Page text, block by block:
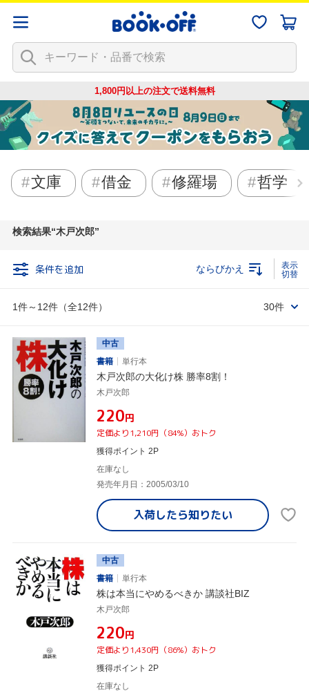
1,800円以上の注文で送料無料
文庫 借金 修羅場 哲学
検索結果 木戸次郎
条件を追加
1件～12件（全12件）
ならびかえ
30件
中古
書籍
単行本
木戸次郎の大化け株 勝率8割！
木戸次郎
¥220円
定価より1,210円（84%）おトク
獲得ポイント 2P
在庫なし
発売年月日：2005/03/10
入荷したら知りたい
中古
書籍
単行本
株は本当にやめるべきか 講談社BIZ
木戸次郎
¥220円
定価より1,430円（86%）おトク
獲得ポイント 2P
在庫なし